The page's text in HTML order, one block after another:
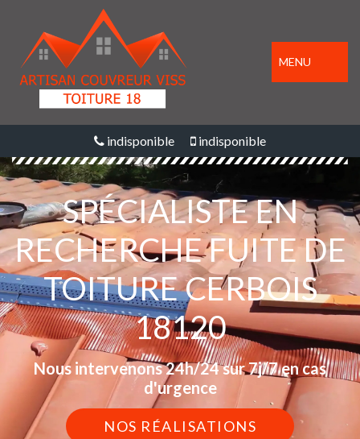
MENU
indisponible indisponible
SPÉCIALISTE EN
RECHERCHE FUITE DE
TOITURE CERBOIS
18120
Nous intervenons 24h/24 sur 7j/7 en cas
d'urgence
NOS RÉALISATIONS